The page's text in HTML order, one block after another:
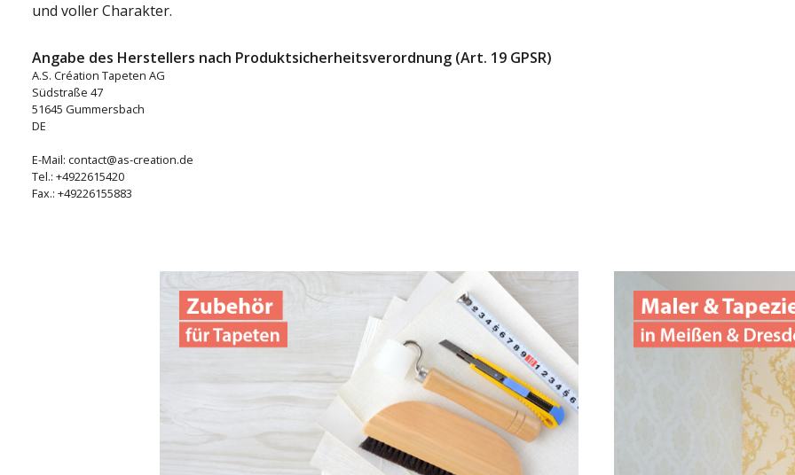
und voller Charakter.
Angabe des Herstellers nach Produktsicherheitsverordnung (Art. 19 GPSR)
A.S. Création Tapeten AG
Südstraße 47
51645 Gummersbach
DE
E-Mail: contact@as-creation.de
Tel.: +4922615420
Fax.: +49226155883